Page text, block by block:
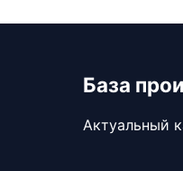
База
Актуальный